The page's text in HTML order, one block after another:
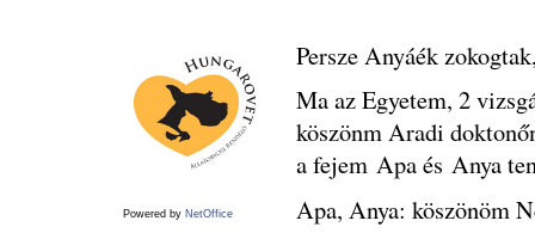
Powered by NetOffice
Persze Anyáék
Ma az Egyetem, 2
köszönm Aradi
a fejem Apa és Anya
Apa, Anya: köszönöm